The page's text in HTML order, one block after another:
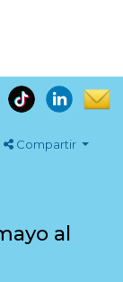
Compartir
al